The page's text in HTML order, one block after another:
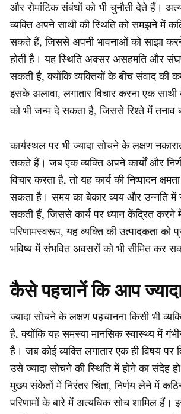
और रोमांटिक संबंधों को भी चुनौती देते हैं।
व्यक्ति अपने साथी की स्थिति को समझने में
सकते हैं, जिससे अपनी भावनाओं को साझा
होती है। यह स्थिति अक्सर असहमति और
सकती है, क्योंकि व्यक्तियों के बीच संवाद की
इसके अलावा, लगातार विचार करना एक साथी
को भी जन्म दे सकता है, जिससे रिश्ते में तनाव
कार्यस्थल पर भी ज्यादा सोचने के लक्षण
सकते हैं। जब एक व्यक्ति अपने कार्यों और
विचार करता है, तो यह कार्य की निष्पादन
सकता है। समय का बेकार व्यय और उन्नति में
सकती हैं, जिससे कार्य पर ध्यान केंद्रित करने
परिणामस्वरूप, यह व्यक्ति की उत्पादकता को
भविष्य में संभवित अवसरों को भी सीमित कर
कैसे पहचानें कि आप
ज्यादा सोचने के लक्षण पहचानना किसी भी
है, क्योंकि यह समस्या मानसिक स्वास्थ्य में
है। जब कोई व्यक्ति लगातार एक ही विषय पर
उसे ज्यादा सोचने की स्थिति में होने का संदेह
मुख्य संकेतों में निरंतर चिंता, निर्णय लेने में
परिणामों के बारे में अत्यधिक सोच शामिल हैं।